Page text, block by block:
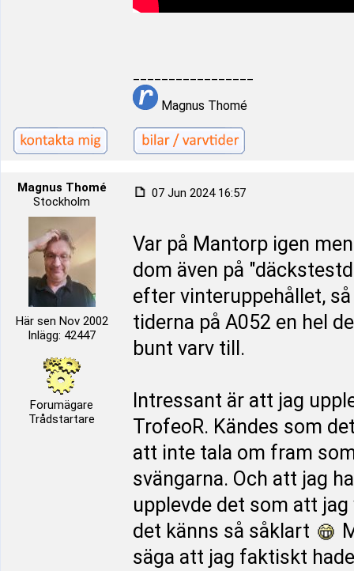
Magnus Thomé
Magnus Thomé
Stockholm
Här sen Nov 2002
Inlägg: 42447
Forumägare
Trådstartare
07 Jun 2024 16:57
Var på Mantorp igen
dom även på
efter vinteruppehållet,
tiderna på A052 en hel
bunt varv till.
Intressant är att jag
TrofeoR. Kändes som
att inte tala om fram
svängarna. Och att jag
upplevde det som att
det känns så såklart
säga att jag faktiskt